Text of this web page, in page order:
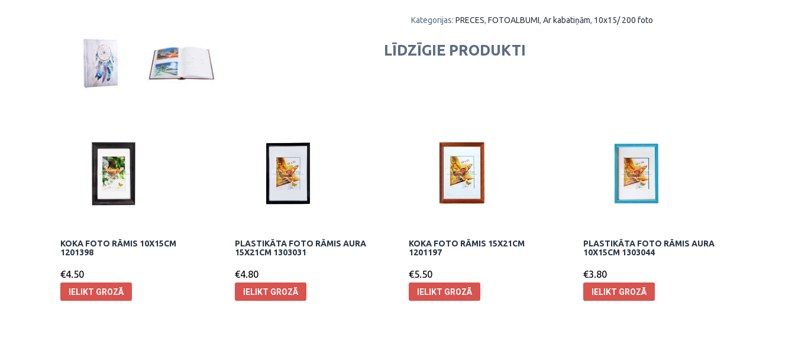
Kategorijas: PRECES, FOTOALBUMI, Ar kabatiņām, 10x15/ 200 foto
LĪDZĪGIE PRODUKTI
KOKA FOTO RĀMIS 10X15CM
1201398
€4.50
IELIKT GROZĀ
PLASTIKĀTA FOTO RĀMIS AURA
15X21CM 1303031
€4.80
IELIKT GROZĀ
KOKA FOTO RĀMIS 15X21CM
1201197
€5.50
IELIKT GROZĀ
PLASTIKĀTA FOTO RĀMIS AURA
10X15CM 1303044
€3.80
IELIKT GROZĀ